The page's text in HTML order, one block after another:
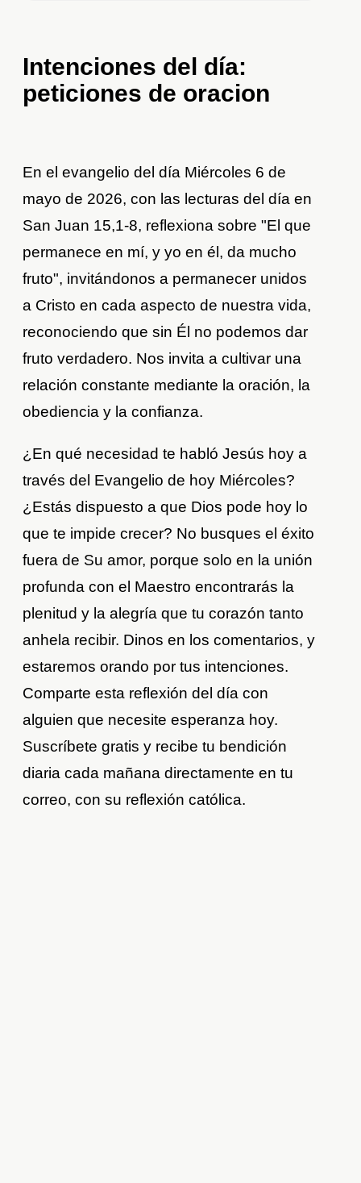
Intenciones del día:
peticiones de oracion
En el evangelio del día Miércoles 6 de
mayo de 2026, con las lecturas del día en
San Juan 15,1-8, reflexiona sobre "El que
permanece en mí, y yo en él, da mucho
fruto", invitándonos a permanecer unidos
a Cristo en cada aspecto de nuestra vida,
reconociendo que sin Él no podemos dar
fruto verdadero. Nos invita a cultivar una
relación constante mediante la oración, la
obediencia y la confianza.
¿En qué necesidad te habló Jesús hoy a
través del Evangelio de hoy Miércoles?
¿Estás dispuesto a que Dios pode hoy lo
que te impide crecer? No busques el éxito
fuera de Su amor, porque solo en la unión
profunda con el Maestro encontrarás la
plenitud y la alegría que tu corazón tanto
anhela recibir. Dinos en los comentarios, y
estaremos orando por tus intenciones.
Comparte esta reflexión del día con
alguien que necesite esperanza hoy.
Suscríbete gratis y recibe tu bendición
diaria cada mañana directamente en tu
correo, con su reflexión católica.